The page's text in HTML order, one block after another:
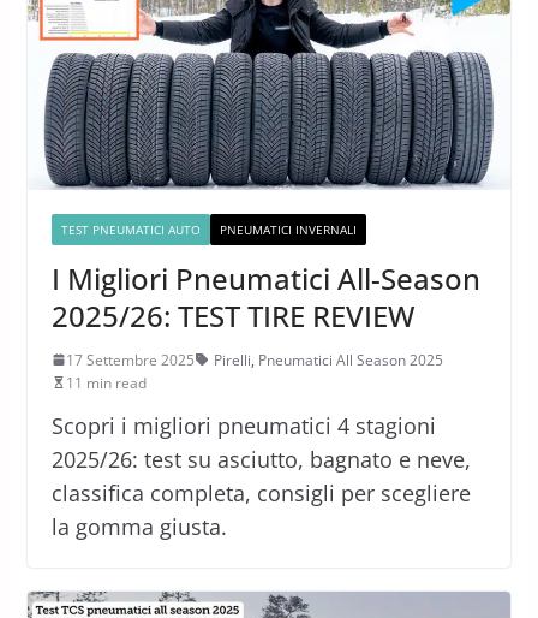
TEST PNEUMATICI AUTO PNEUMATICI INVERNALI
I Migliori Pneumatici All-Season
2025/26: TEST TIRE REVIEW
17 Settembre 2025 Pirelli, Pneumatici All Season 2025
11 min read
Scopri i migliori pneumatici 4 stagioni
2025/26: test su asciutto, bagnato e neve,
classifica completa, consigli per scegliere
la gomma giusta.